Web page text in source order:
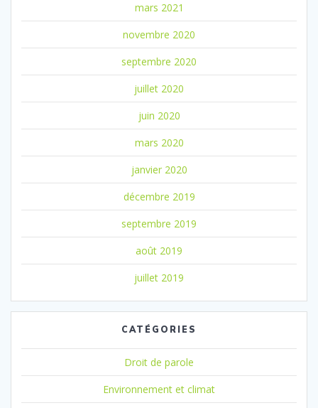
mars 2021
novembre 2020
septembre 2020
juillet 2020
juin 2020
mars 2020
janvier 2020
décembre 2019
septembre 2019
août 2019
juillet 2019
CATÉGORIES
Droit de parole
Environnement et climat